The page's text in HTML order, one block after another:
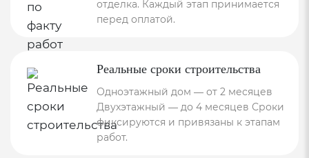
отделка. Каждый этап принимается
перед оплатой.
Реальные сроки строительства
Одноэтажный дом — от 2 месяцев
Двухэтажный — до 4 месяцев Сроки
фиксируются и привязаны к этапам
работ.